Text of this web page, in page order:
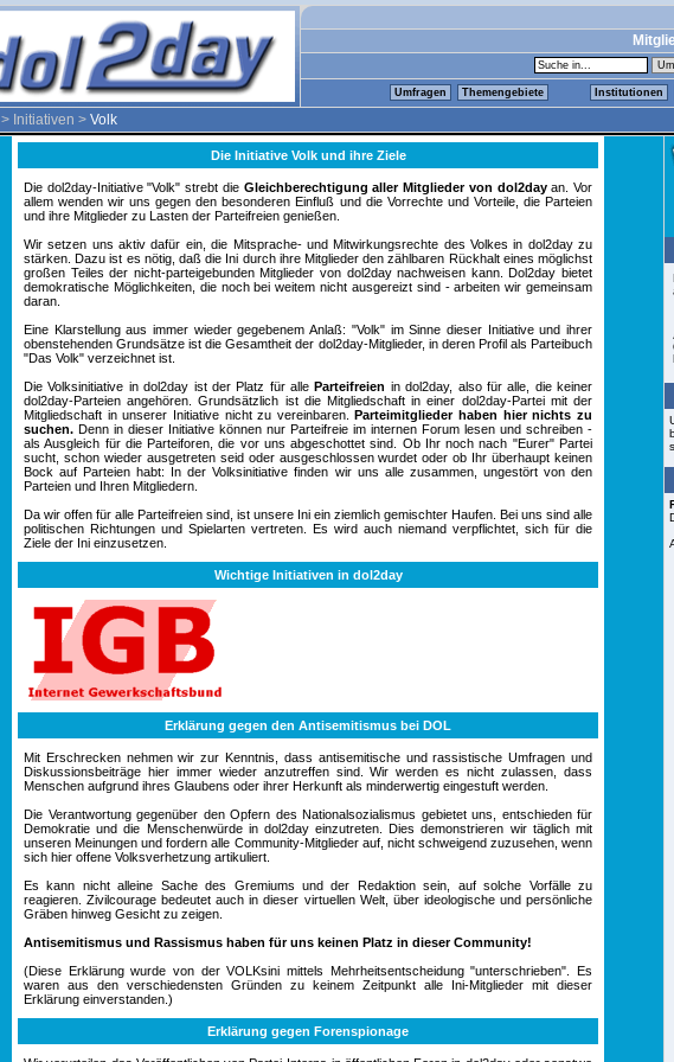
Umfragen Themengebiete Institutionen
> Initiativen > Volk
Die Initiative Volk und ihre Ziele
Die dol2day-Initiative "Volk" strebt die Gleichberechtigung aller Mitglieder von dol2dayan. Vor
allem wenden wir uns gegen den besonderen Einfluß und die Vorrechte und Vorteile, die Parteien
und ihre Mitglieder zu Lasten der Parteifreien genießen.
Wir setzen uns aktiv dafür ein, die Mitsprache- und Mitwirkungsrechte des Volkes in dol2day zu
stärken. Dazu ist es nötig, daß die Ini durch ihre Mitglieder den zählbaren Rückhalt eines möglichst
großen Teiles der nicht-parteigebunden Mitglieder von dol2day nachweisen kann. Dol2day bietet
demokratische Möglichkeiten, die noch bei weitem nicht ausgereizt sind - arbeiten wir gemeinsam
daran.
Eine Klarstellung aus immer wieder gegebenem Anlaß: "Volk" im Sinne dieser Initiative und ihrer
obenstehenden Grundsätze ist die Gesamtheit der dol2day-Mitglieder, in deren Profil als Parteibuch
"Das Volk" verzeichnet ist.
Die Volksinitiative in dol2day ist der Platz für alleParteifreien in dol2day, also für alle, die keiner
dol2day-Parteien angehören. Grundsätzlich ist die Mitgliedschaft in einer dol2day-Partei mit der
Mitgliedschaft in unserer Initiative nicht zu vereinbaren.Parteimitglieder haben hier nichts zu
suchen. Denn in dieser Initiative können nur Parteifreie im internen Forum lesen und schreiben -
als Ausgleich für die Parteiforen, die vor uns abgeschottet sind. Ob Ihr noch nach "Eurer" Partei
sucht, schon wieder ausgetreten seid oder ausgeschlossen wurdet oder ob Ihr überhaupt keinen
Bock auf Parteien habt: In der Volksinitiative finden wir uns alle zusammen, ungestört von den
Parteien und Ihren Mitgliedern.
Da wir offen für alle Parteifreien sind, ist unsere Ini ein ziemlich gemischter Haufen. Bei uns sind alle
politischen Richtungen und Spielarten vertreten. Es wird auch niemand verpflichtet, sich für die
Ziele der Ini einzusetzen.
Wichtige Initiativen in dol2day
Erklärung gegen den Antisemitismus bei DOL
Mit Erschrecken nehmen wir zur Kenntnis, dass antisemitische und rassistische Umfragen und
Diskussionsbeiträge hier immer wieder anzutreffen sind. Wir werden es nicht zulassen, dass
Menschen aufgrund ihres Glaubens oder ihrer Herkunft als minderwertig eingestuft werden.
Die Verantwortung gegenüber den Opfern des Nationalsozialismus gebietet uns, entschieden für
Demokratie und die Menschenwürde in dol2day einzutreten. Dies demonstrieren wir täglich mit
unseren Meinungen und fordern alle Community-Mitglieder auf, nicht schweigend zuzusehen, wenn
sich hier offene Volksverhetzung artikuliert.
Es kann nicht alleine Sache des Gremiums und der Redaktion sein, auf solche Vorfälle zu
reagieren. Zivilcourage bedeutet auch in dieser virtuellen Welt, über ideologische und persönliche
Gräben hinweg Gesicht zu zeigen.
Antisemitismus und Rassismus haben für uns keinen Platz in dieser Community!
(Diese Erklärung wurde von der VOLKsini mittels Mehrheitsentscheidung "unterschrieben". Es
waren aus den verschiedensten Gründen zu keinem Zeitpunkt alle Ini-Mitglieder mit dieser
Erklärung einverstanden.)
Erklärung gegen Forenspionage